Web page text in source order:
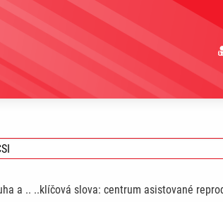
a .. ..klíčová slova: centrum asistované